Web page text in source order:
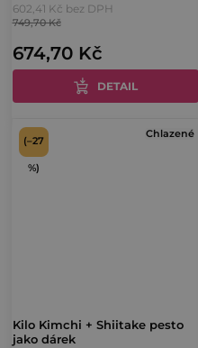
produktu
5,0
hvězdiček.
602,41 Kč bez DPH
674,70 Kč
749,70 Kč
DETAIL
Chlazené
Kilo Kimchi + Shiitake pesto
jako dárek
(–27
%)